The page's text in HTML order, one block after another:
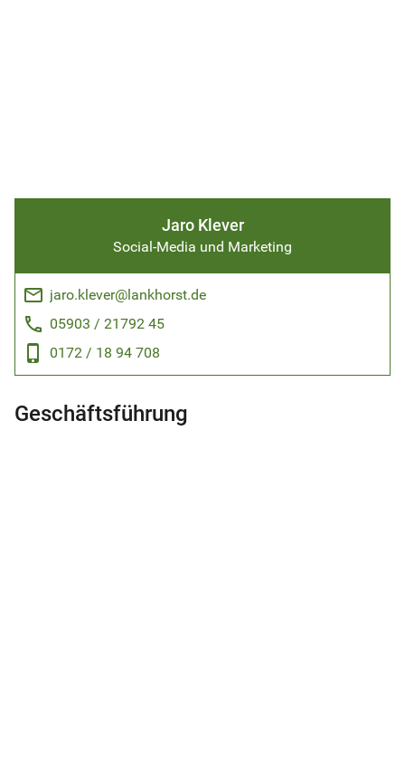
Jaro Klever
Social-Media und Marketing
email jaro.klever@lankhorst.de
phone 05903 / 21792 45
phone_android 0172 / 18 94 708
Geschäftsführung